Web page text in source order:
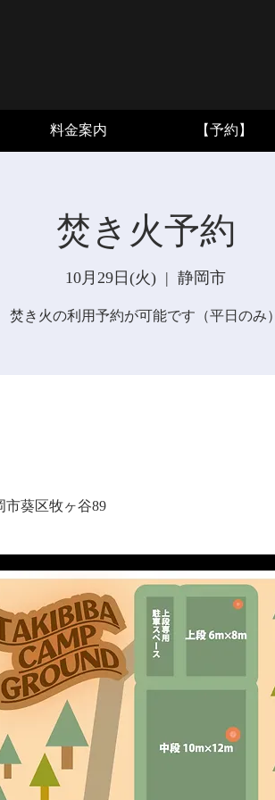
料金案内 【予約】
焚き火予約
10月29日(火)
  |
静岡市
焚き火の利用予約が可能です（平日のみ）
市葵区牧ヶ谷89